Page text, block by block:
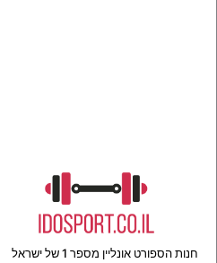
חנות הספורט אונליין מספר 1 של ישראל